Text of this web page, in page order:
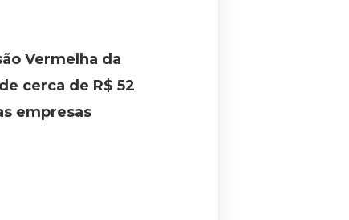
Vermelha da
cerca de R$ 52
empresas